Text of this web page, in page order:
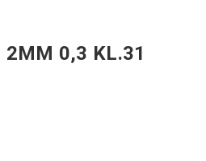
2MM 0,3 KL.31